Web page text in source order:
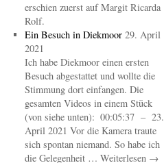
erschien zuerst auf Margit Ricarda
Rolf.
Ein Besuch in Diekmoor 29. April
2021
Ich habe Diekmoor einen ersten
Besuch abgestattet und wollte die
Stimmung dort einfangen. Die
gesamten Videos in einem Stück
(von siehe unten): 00:05:37 – 23.
April 2021 Vor die Kamera traute
sich spontan niemand. So habe ich
die Gelegenheit … Weiterlesen →